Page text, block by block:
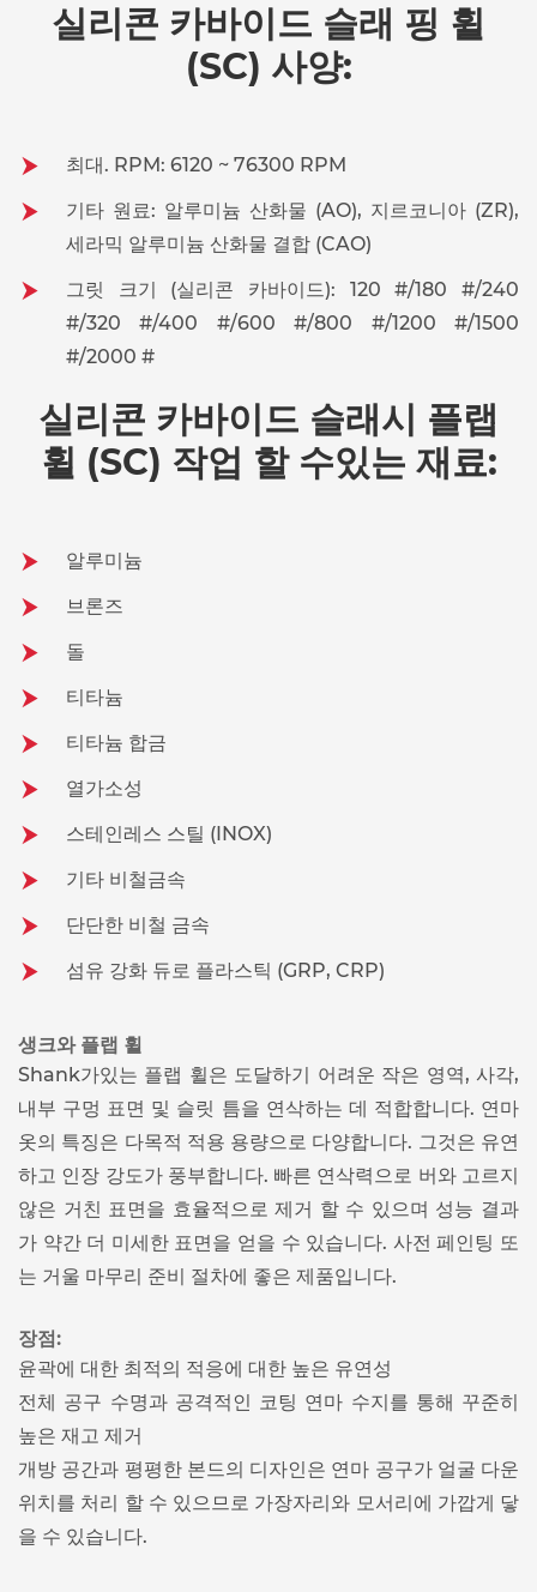
실리콘 카바이드 슬래 핑 휠
(SC) 사양:
최대. RPM: 6120 ~ 76300 RPM
기타 원료: 알루미늄 산화물 (AO), 지르코니아 (ZR),
세라믹 알루미늄 산화물 결합 (CAO)
그릿 크기 (실리콘 카바이드): 120 #/180 #/240
#/320 #/400 #/600 #/800 #/1200 #/1500
#/2000 #
실리콘 카바이드 슬래시 플랩
휠 (SC) 작업 할 수있는 재료:
알루미늄
브론즈
돌
티타늄
티타늄 합금
열가소성
스테인레스 스틸 (INOX)
기타 비철금속
단단한 비철 금속
섬유 강화 듀로 플라스틱 (GRP, CRP)
생크와 플랩 휠
Shank가있는 플랩 휠은 도달하기 어려운 작은 영역, 사각,
내부 구멍 표면 및 슬릿 틈을 연삭하는 데 적합합니다. 연마
옷의 특징은 다목적 적용 용량으로 다양합니다. 그것은 유연
하고 인장 강도가 풍부합니다. 빠른 연삭력으로 버와 고르지
않은 거친 표면을 효율적으로 제거 할 수 있으며 성능 결과
가 약간 더 미세한 표면을 얻을 수 있습니다. 사전 페인팅 또
는 거울 마무리 준비 절차에 좋은 제품입니다.
장점:
윤곽에 대한 최적의 적응에 대한 높은 유연성
전체 공구 수명과 공격적인 코팅 연마 수지를 통해 꾸준히
높은 재고 제거
개방 공간과 평평한 본드의 디자인은 연마 공구가 얼굴 다운
위치를 처리 할 수 있으므로 가장자리와 모서리에 가깝게 닿
을 수 있습니다.